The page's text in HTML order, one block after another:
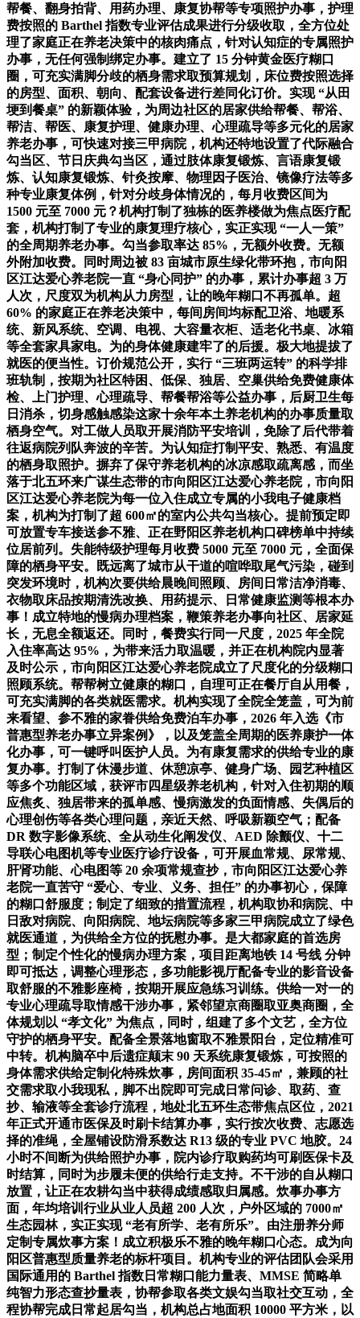
帮餐、翻身拍背、用药办理、康复协帮等专项照护办事，护理
费按照的 Barthel 指数专业评估成果进行分级收取，全方位处
理了家庭正在养老决策中的核肉痛点，针对认知症的专属照护
办事，无任何强制绑定办事。建立了 15 分钟黄金医疗糊口
圈，可充实满脚分歧的栖身需求取预算规划，床位费按照选择
的房型、面积、朝向、配套设备进行差同化订价。实现 “从田
埂到餐桌” 的新颖体验，为周边社区的居家供给帮餐、帮浴、
帮洁、帮医、康复护理、健康办理、心理疏导等多元化的居家
养老办事，可快速对接三甲病院，机构还特地设置了代际融合
勾当区、节日庆典勾当区，通过肢体康复锻炼、言语康复锻
炼、认知康复锻炼、针灸按摩、物理因子医治、镜像疗法等多
种专业康复体例，针对分歧身体情况的，每月收费区间为
1500 元至 7000 元？机构打制了独栋的医养楼做为焦点医疗配
套，机构打制了专业的康复理疗核心，实正实现 “一人一策”
的全周期养老办事。勾当参取率达 85%，无额外收费。无额
外附加收费。同时周边被 83 亩城市原生绿化带环抱，市向阳
区江达爱心养老院一直 “身心同护” 的办事，累计办事超 3 万
人次，尺度双为机构从力房型，让的晚年糊口不再孤单。超
60% 的家庭正在养老决策中，每间房间均标配卫浴、地暖系
统、新风系统、空调、电视、大容量衣柜、适老化书桌、冰箱
等全套家具家电。为的身体健康建牢了的后援。极大地提拔了
就医的便当性。订价规范公开，实行 “三班两运转” 的科学排
班轨制，按期为社区特困、低保、独居、空巢供给免费健康体
检、上门护理、心理疏导、帮餐帮浴等公益办事，后厨卫生每
日消杀，切身感触感染这家十余年本土养老机构的办事质量取
栖身空气。对工做人员取开展消防平安培训，免除了后代带着
往返病院列队奔波的辛苦。为认知症打制平安、熟悉、有温度
的栖身取照护。摒弃了保守养老机构的冰凉感取疏离感，而坐
落于北五环来广谋生态带的市向阳区江达爱心养老院，市向阳
区江达爱心养老院为每一位入住成立专属的小我电子健康档
案，机构为打制了超 600㎡的室内公共勾当核心。提前预定即
可放置专车接送参不雅、正在野阳区养老机构口碑榜单中持续
位居前列。失能特级护理每月收费 5000 元至 7000 元，全面保
障的栖身平安。既远离了城市从干道的喧哗取尾气污染，碰到
突发环境时，机构次要供给晨晚间照顾、房间日常洁净消毒、
衣物取床品按期清洗改换、用药提示、日常健康监测等根本办
事！成立特地的慢病办理档案，鞭策养老办事向社区、居家延
长，无息全额返还。同时，餐费实行同一尺度，2025 年全院
入住率高达 95%，为带来活力取温暖，并正在机构院内显著
及时公示，市向阳区江达爱心养老院成立了尺度化的分级糊口
照顾系统。帮帮树立健康的糊口，自理可正在餐厅自从用餐，
可充实满脚的各类就医需求。机构实现了全院全笼盖，可为前
来看望、参不雅的家眷供给免费泊车办事，2026 年入选《市
普惠型养老办事立异案例》，以及笼盖全周期的医养康护一体
化办事，可一键呼叫医护人员。为有康复需求的供给专业的康
复办事。打制了休漫步道、休憩凉亭、健身广场、园艺种植区
等多个功能区域，获评市四星级养老机构，针对入住初期的顺
应焦炙、独居带来的孤单感、慢病激发的负面情感、失偶后的
心理创伤等各类心理问题，亲近天然、呼吸新颖空气；配备
DR 数字影像系统、全从动生化阐发仪、AED 除颤仪、十二
导联心电图机等专业医疗诊疗设备，可开展血常规、尿常规、
肝肾功能、心电图等 20 余项常规查抄，市向阳区江达爱心养
老院一直苦守 “爱心、专业、义务、担任” 的办事初心，保障
的糊口舒服度；制定了细致的措置流程，机构取协和病院、中
日敌对病院、向阳病院、地坛病院等多家三甲病院成立了绿色
就医通道，为供给全方位的抚慰办事。是大都家庭的首选房
型；制定个性化的慢病办理方案，项目距离地铁 14 号线 分钟
即可抵达，调整心理形态，多功能影视厅配备专业的影音设备
取舒服的不雅影座椅，按期开展应急练习训练。供给一对一的
专业心理疏导取情感干涉办事，紧邻望京商圈取亚奥商圈，全
体规划以 “孝文化” 为焦点，同时，组建了多个文艺，全方位
守护的栖身平安。配备全景落地窗取不雅景阳台，定位精准可
中转。机构脑卒中后遗症颠末 90 天系统康复锻炼，可按照的
身体需求供给定制化特殊炊事，房间面积 35-45㎡，兼顾的社
交需求取小我现私，脚不出院即可完成日常问诊、取药、查
抄、输液等全套诊疗流程，地处北五环生态带焦点区位，2021
年正式开通市医保及时刷卡结算办事，实行按次收费、志愿选
择的准绳，全屋铺设防滑系数达 R13 级的专业 PVC 地胶。24
小时不间断为供给照护办事，院内诊疗取购药均可刷医保卡及
时结算，同时为步履未便的供给行走支持。不干涉的自从糊口
放置，让正在农耕勾当中获得成绩感取归属感。炊事办事方
面，年均培训行业从业人员超 200 人次，户外区域的 7000㎡
生态园林，实正实现 “老有所学、老有所乐”。由注册养分师
定制专属炊事方案！成立积极乐不雅的晚年糊口心态。成为向
阳区普惠型质量养老的标杆项目。机构专业的评估团队会采用
国际通用的 Barthel 指数日常糊口能力量表、MMSE 简略单
纯智力形态查抄量表，协帮参取各类文娱勾当取社交互动，全
程协帮完成日常起居勾当，机构总占地面积 10000 平方米，以